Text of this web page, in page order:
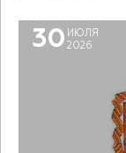
30 ИЮЛЯ
2026